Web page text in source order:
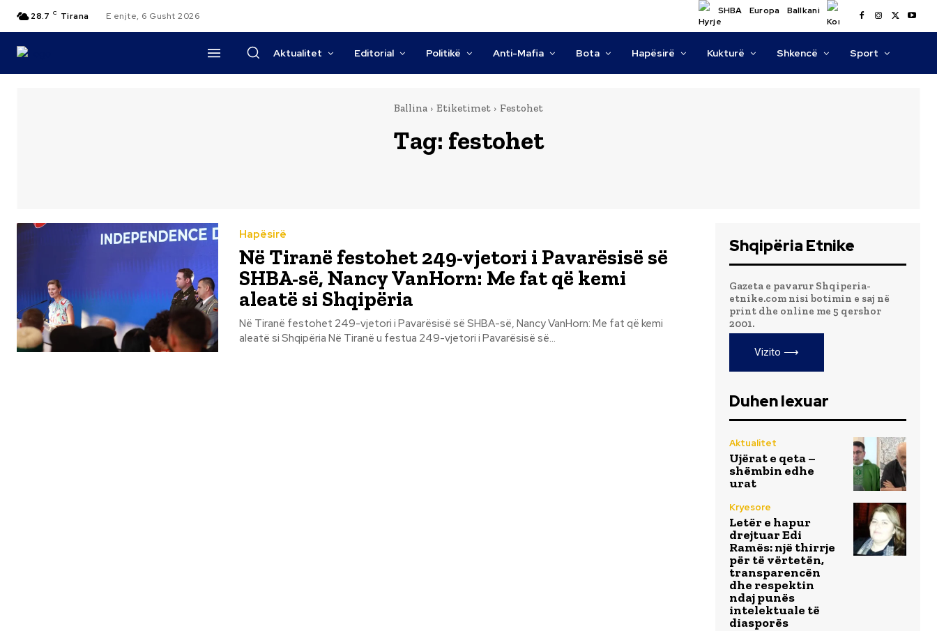
28.7 C Tirana E enjte, 6 Gusht 2026 SHBA Europa Ballkani
Aktualitet Editorial Politikë Anti-Mafia Bota Hapësirë Kukturë Shkencë Sport
Ballina Etiketimet Festohet
Tag: festohet
Hapësirë
Në Tiranë festohet 249-vjetori i Pavarësisë së
SHBA-së, Nancy VanHorn: Me fat që kemi
aleatë si Shqipëria
Në Tiranë festohet 249-vjetori i Pavarësisë së SHBA-së, Nancy VanHorn: Me fat që kemi
aleatë si Shqipëria Në Tiranë u festua 249-vjetori i Pavarësisë së...
Shqipëria Etnike
Gazeta e pavarur Shqiperia-
etnike.com nisi botimin e saj në
print dhe online me 5 qershor
2001.
Vizito ⟶
Duhen lexuar
Aktualitet
Ujërat e qeta –
shëmbin edhe
urat
Kryesore
Letër e hapur
drejtuar Edi
Ramës: një thirrje
për të vërtetën,
transparencën
dhe respektin
ndaj punës
intelektuale të
diasporës